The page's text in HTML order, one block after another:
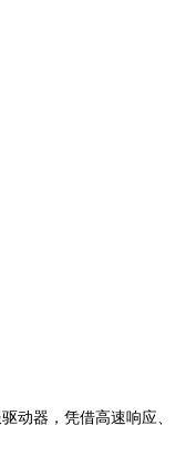
动器，凭借高速响应、